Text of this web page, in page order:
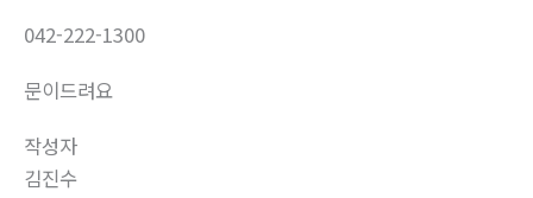
042-222-1300
문이드려요
작성자
김진수